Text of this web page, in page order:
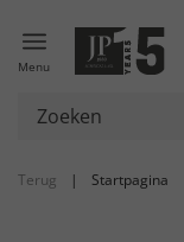
Menu
Terug | Startpagina